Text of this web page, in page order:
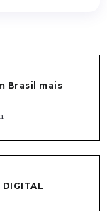
Brasil mais
DIGITAL